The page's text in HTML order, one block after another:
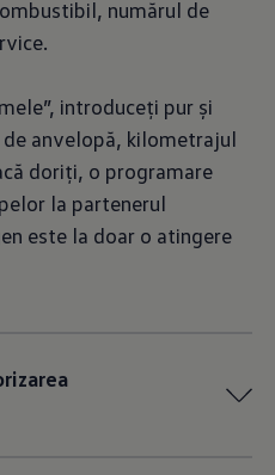
numărul de
introduceți pur și
anvelopă, kilometrajul
doriți, o programare
la partenerul
este la doar o atingere